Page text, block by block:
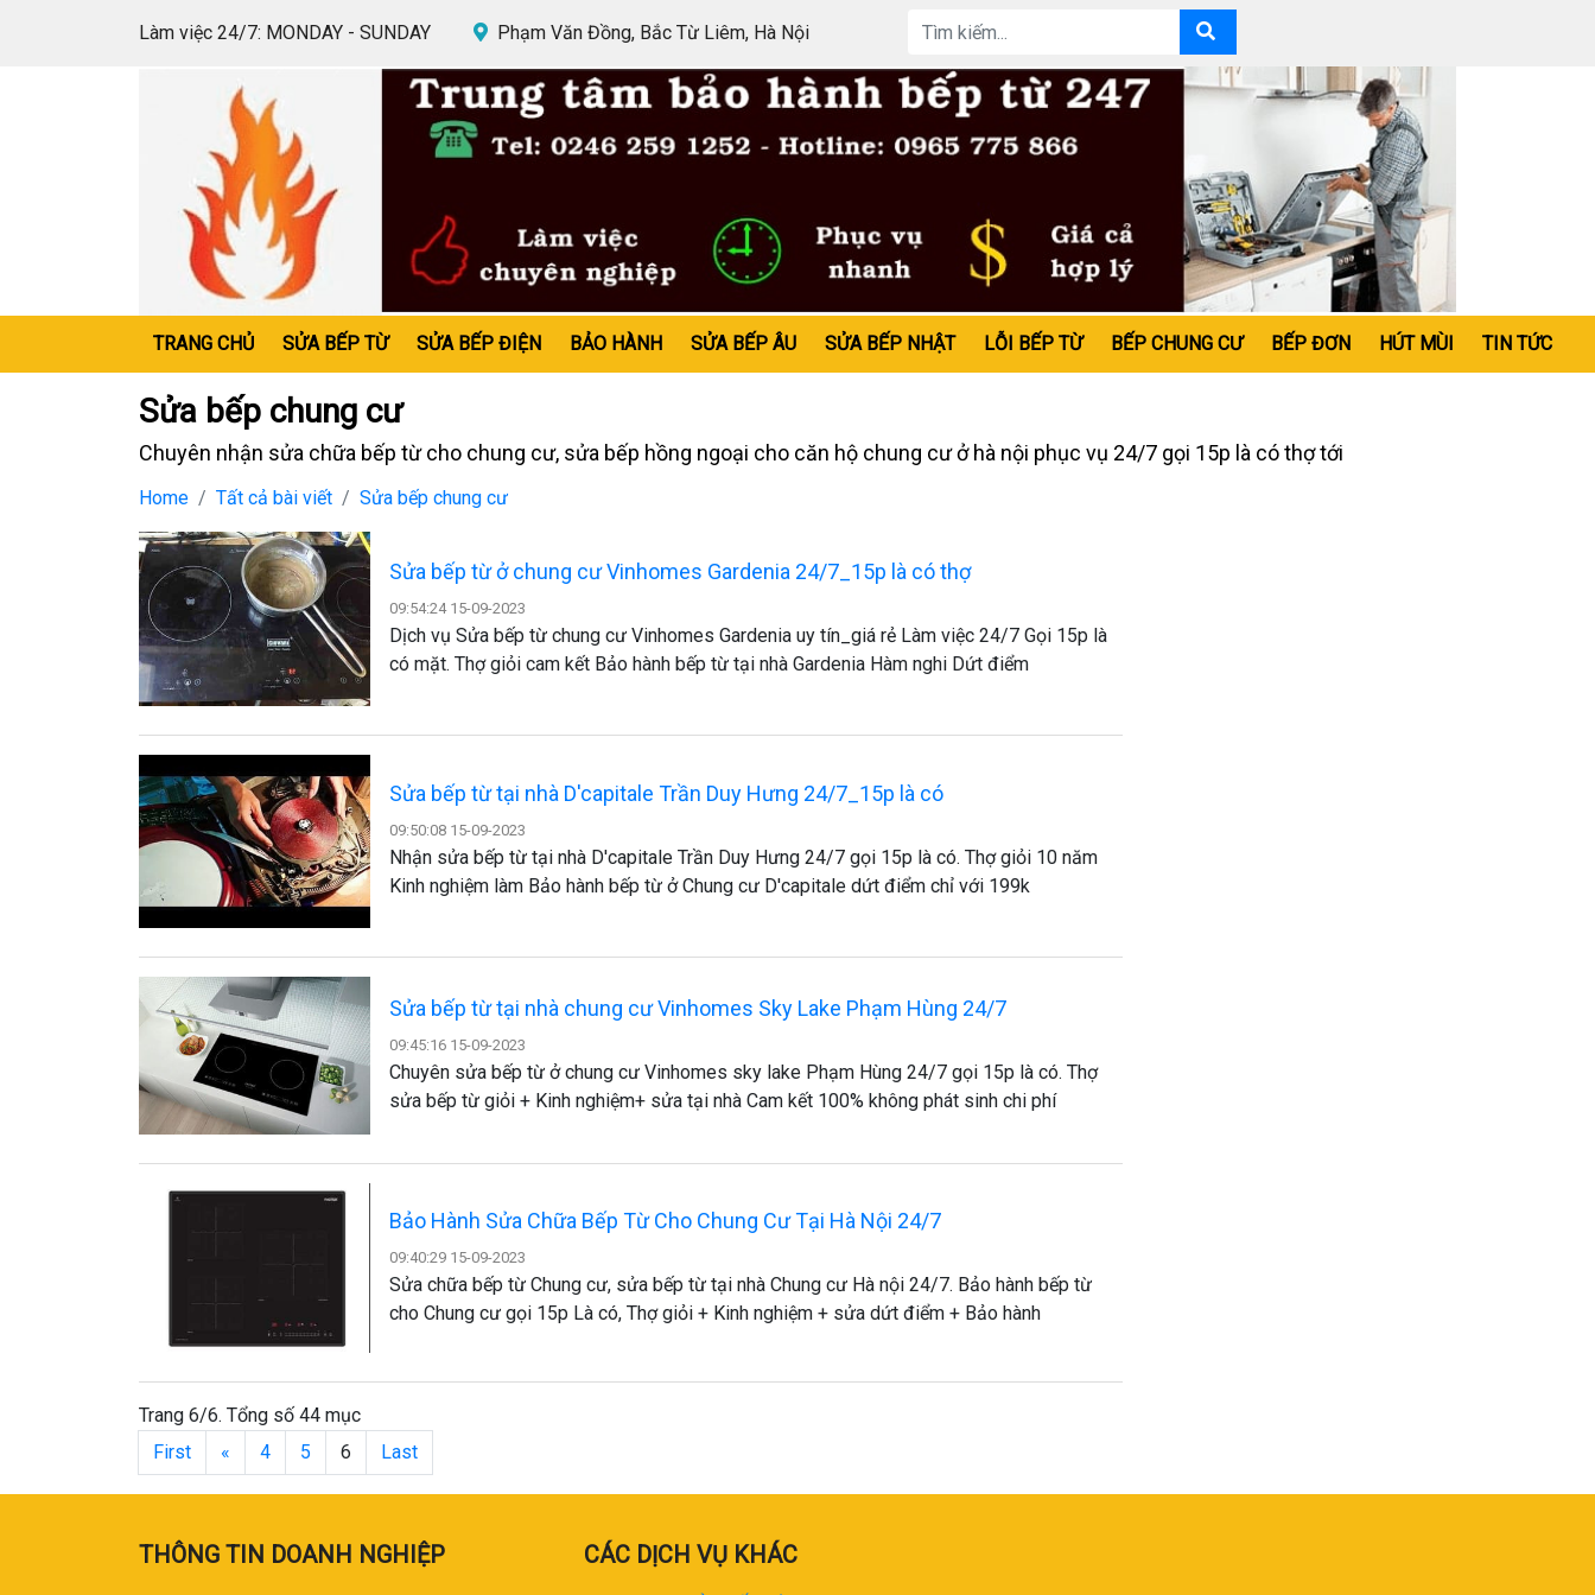
Làm việc 24/7: MONDAY - SUNDAY Phạm Văn Đồng, Bắc Từ Liêm, Hà Nội
TRANG CHỦ SỬA BẾP TỪ SỬA BẾP ĐIỆN BẢO HÀNH SỬA BẾP ÂU SỬA BẾP NHẬT LỖI BẾP TỪ BẾP CHUNG CƯ BẾP ĐƠN HÚT MÙI TIN TỨC
Sửa bếp chung cư
Chuyên nhận sửa chữa bếp từ cho chung cư, sửa bếp hồng ngoại cho căn hộ chung cư ở hà nội phục vụ 24/7 gọi 15p là có thợ tới
Home Tất cả bài viết Sửa bếp chung cư
Sửa bếp từ ở chung cư Vinhomes Gardenia 24/7_15p là có thợ
09:54:24 15-09-2023
Dịch vụ Sửa bếp từ chung cư Vinhomes Gardenia uy tín_giá rẻ Làm việc 24/7 Gọi 15p là
có mặt. Thợ giỏi cam kết Bảo hành bếp từ tại nhà Gardenia Hàm nghi Dứt điểm
Sửa bếp từ tại nhà D'capitale Trần Duy Hưng 24/7_15p là có
09:50:08 15-09-2023
Nhận sửa bếp từ tại nhà D'capitale Trần Duy Hưng 24/7 gọi 15p là có. Thợ giỏi 10 năm
Kinh nghiệm làm Bảo hành bếp từ ở Chung cư D'capitale dứt điểm chỉ với 199k
Sửa bếp từ tại nhà chung cư Vinhomes Sky Lake Phạm Hùng 24/7
09:45:16 15-09-2023
Chuyên sửa bếp từ ở chung cư Vinhomes sky lake Phạm Hùng 24/7 gọi 15p là có. Thợ
sửa bếp từ giỏi + Kinh nghiệm+ sửa tại nhà Cam kết 100% không phát sinh chi phí
Bảo Hành Sửa Chữa Bếp Từ Cho Chung Cư Tại Hà Nội 24/7
09:40:29 15-09-2023
Sửa chữa bếp từ Chung cư, sửa bếp từ tại nhà Chung cư Hà nội 24/7. Bảo hành bếp từ
cho Chung cư gọi 15p Là có, Thợ giỏi + Kinh nghiệm + sửa dứt điểm + Bảo hành
Trang 6/6. Tổng số 44 mục
First
« 4 5 6 Last
THÔNG TIN DOANH NGHIỆP CÁC DỊCH VỤ KHÁC